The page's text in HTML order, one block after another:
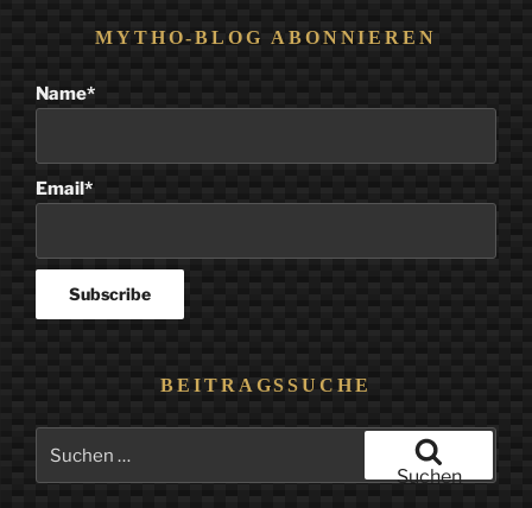
MYTHO-BLOG ABONNIEREN
Name*
Email*
BEITRAGSSUCHE
nach:
Suchen